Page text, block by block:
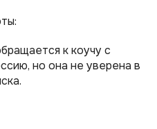
к коучу с
но она не уверена в